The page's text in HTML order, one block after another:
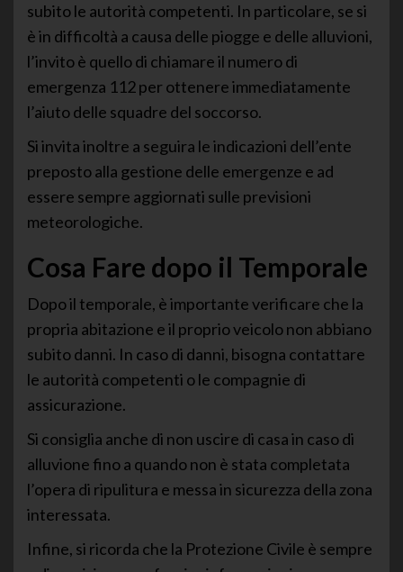
subito le autorità competenti. In particolare, se si
è in difficoltà a causa delle piogge e delle alluvioni,
l’invito è quello di chiamare il numero di
emergenza 112 per ottenere immediatamente
l’aiuto delle squadre del soccorso.
Si invita inoltre a seguira le indicazioni dell’ente
preposto alla gestione delle emergenze e ad
essere sempre aggiornati sulle previsioni
meteorologiche.
Cosa Fare dopo il Temporale
Dopo il temporale, è importante verificare che la
propria abitazione e il proprio veicolo non abbiano
subito danni. In caso di danni, bisogna contattare
le autorità competenti o le compagnie di
assicurazione.
Si consiglia anche di non uscire di casa in caso di
alluvione fino a quando non è stata completata
l’opera di ripulitura e messa in sicurezza della zona
interessata.
Infine, si ricorda che la Protezione Civile è sempre